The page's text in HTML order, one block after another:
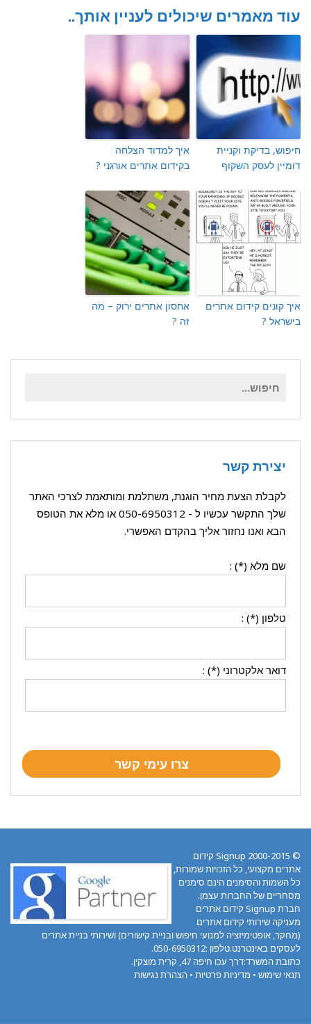
עוד מאמרים שיכולים לעניין אותך..
חיפוש, בדיקת וקניית
דומיין לעסק השקוף
איך למדוד הצלחה
בקידום אתרים אורגני ?
איך קונים קידום אתרים
בישראל ?
אחסון אתרים ירוק – מה
זה ?
יצירת קשר
לקבלת הצעת מחיר הוגנת, משתלמת ומותאמת לצרכי האתר
שלך התקשר עכשיו ל - 050-6950312 או מלא את הטופס
הבא ואנו נחזור אליך בהקדם האפשרי.
שם מלא (*) :
טלפון (*) :
דואר אלקטרוני (*) :
© 2000-2015 Signup קידום
אתרים מקצועי, כל הזכויות שמורות,
כל השמות והסימנים הינם סימנים
מסחריים של החברות עצמן.
חברת Signup קידום אתרים
מעניקה שירותי קידום אתרים
(מחקר, אופטימיזציה למנועי חיפוש ובניית קישורים) ושירותי בניית אתרים
לעסקים באינטרנט.טלפון :050-6950312.
כתובת המשרד:דרך עכו חיפה 47, קרית מוצקין.
תנאי שימוש • מדיניות פרטיות • הצהרת נגישות